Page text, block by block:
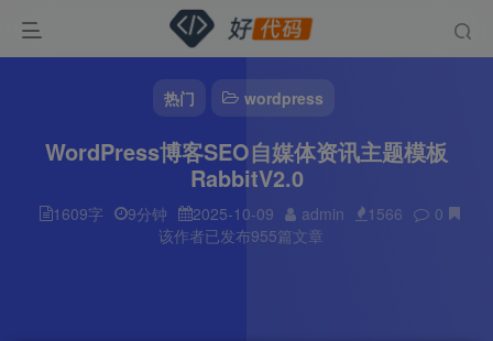
热门 wordpress
WordPress博客SEO自媒体资讯主题模板
RabbitV2.0
1609字 9分钟 2025-10-09 admin 1566
0
该作者已发布955篇文章